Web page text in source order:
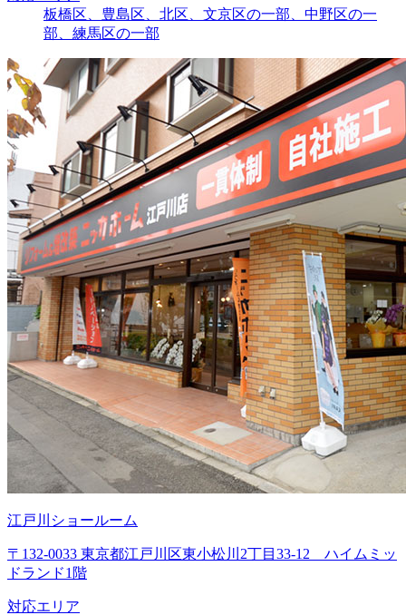
板橋区、豊島区、北区、文京区の一部、中野区の一
部、練馬区の一部
江戸川ショールーム
〒132-0033 東京都江戸川区東小松川2丁目33-12 ハイムミッ
ドランド1階
対応エリア